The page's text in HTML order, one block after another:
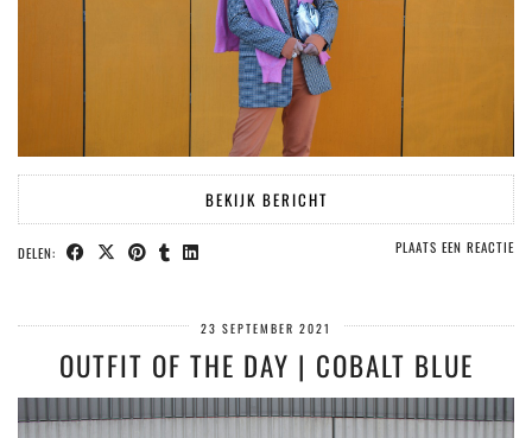
BEKIJK BERICHT
DELEN: PLAATS EEN REACTIE
23 SEPTEMBER 2021
OUTFIT OF THE DAY | COBALT BLUE